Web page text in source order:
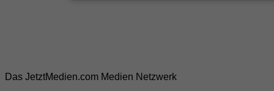
Das JetztMedien.com Medien Netzwerk